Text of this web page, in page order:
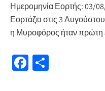
Ημερομηνία Εορτής: 03/
Εορτάζει στις 3
η Μυροφόρος ήταν
Fa